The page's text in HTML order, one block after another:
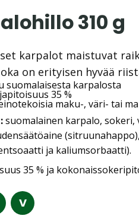
310 g
karpalot maistuvat
on erityisen hyvää
suomalaisesta karpalosta
35 %
maku-, väri- tai
suomalainen karpalo, sokeri,
ja kaliumsorbaatti).
35 % ja
V